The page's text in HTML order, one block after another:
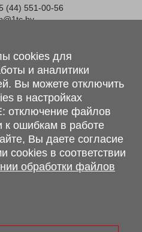
(44) 551-00-56
ул. Мира, 20А,
108 В, 224701
вся предоставленная на сайте
технических
а также стоимости и
информационный характер и
определяемой п.2 ст.407
Беларусь.
данных
файлов cookie.
cookies для
и аналитики
Вы можете отключить
в настройках
отключение файлов
к ошибкам в работе
Вы даете согласие
cookies в соответствии
обработки файлов